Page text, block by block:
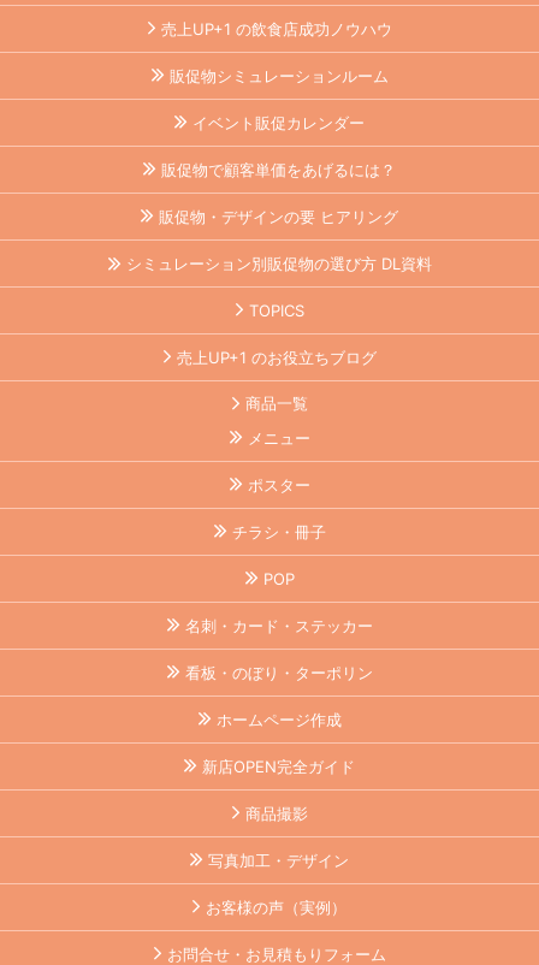
売上UP+1 の飲食店成功ノウハウ
販促物シミュレーションルーム
イベント販促カレンダー
販促物で顧客単価をあげるには？
販促物・デザインの要 ヒアリング
シミュレーション別販促物の選び方 DL資料
TOPICS
売上UP+1 のお役立ちブログ
商品一覧
メニュー
ポスター
チラシ・冊子
POP
名刺・カード・ステッカー
看板・のぼり・ターポリン
ホームページ作成
新店OPEN完全ガイド
商品撮影
写真加工・デザイン
お客様の声（実例）
お問合せ・お見積もりフォーム